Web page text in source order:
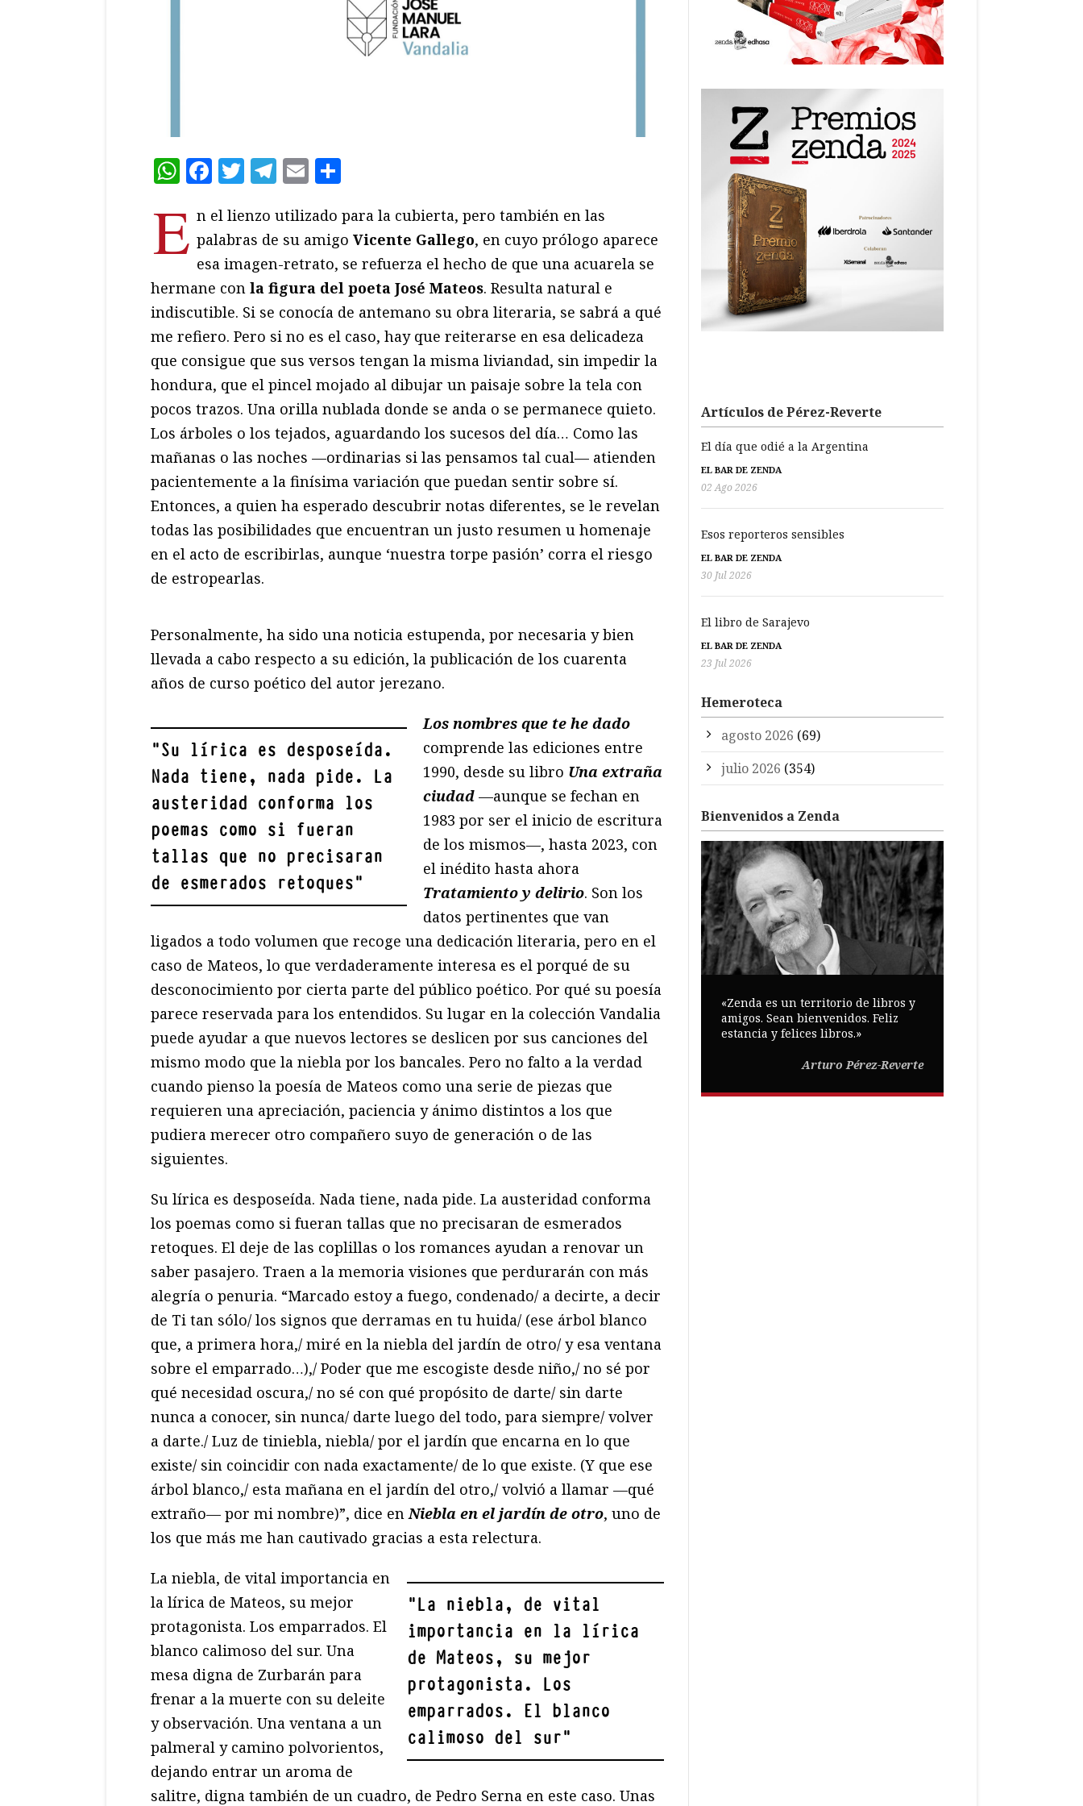
WhatsApp
Facebook
Twitter
Telegram
Email
E n el lienzo utilizado para la cubierta, pero también en las
palabras de su amigo Vicente Gallego, en cuyo prólogo aparece
esa imagen-retrato, se refuerza el hecho de que una acuarela se
hermane con la figura del poeta José Mateos. Resulta natural e
indiscutible. Si se conocía de antemano su obra literaria, se sabrá a qué
me refiero. Pero si no es el caso, hay que reiterarse en esa delicadeza
que consigue que sus versos tengan la misma liviandad, sin impedir la
hondura, que el pincel mojado al dibujar un paisaje sobre la tela con
pocos trazos. Una orilla nublada donde se anda o se permanece quieto.
Los árboles o los tejados, aguardando los sucesos del día… Como las
mañanas o las noches —ordinarias si las pensamos tal cual— atienden
pacientemente a la finísima variación que puedan sentir sobre sí.
Entonces, a quien ha esperado descubrir notas diferentes, se le revelan
todas las posibilidades que encuentran un justo resumen u homenaje
en el acto de escribirlas, aunque ‘nuestra torpe pasión’ corra el riesgo
de estropearlas.
Personalmente, ha sido una noticia estupenda, por necesaria y bien
llevada a cabo respecto a su edición, la publicación de los cuarenta
años de curso poético del autor jerezano.
"Su lírica es desposeída.
Nada tiene, nada pide. La
austeridad conforma los
poemas como si fueran
tallas que no precisaran
de esmerados retoques"
Los nombres que te he dado
comprende las ediciones entre
1990, desde su libro Una extraña
ciudad—aunque se fechan en
1983 por ser el inicio de escritura
de los mismos—, hasta 2023, con
el inédito hasta ahora
Tratamiento y delirio. Son los
datos pertinentes que van
ligados a todo volumen que recoge una dedicación literaria, pero en el
caso de Mateos, lo que verdaderamente interesa es el porqué de su
desconocimiento por cierta parte del público poético. Por qué su poesía
parece reservada para los entendidos. Su lugar en la colección Vandalia
puede ayudar a que nuevos lectores se deslicen por sus canciones del
mismo modo que la niebla por los bancales. Pero no falto a la verdad
cuando pienso la poesía de Mateos como una serie de piezas que
requieren una apreciación, paciencia y ánimo distintos a los que
pudiera merecer otro compañero suyo de generación o de las
siguientes.
Su lírica es desposeída. Nada tiene, nada pide. La austeridad conforma
los poemas como si fueran tallas que no precisaran de esmerados
retoques. El deje de las coplillas o los romances ayudan a renovar un
saber pasajero. Traen a la memoria visiones que perdurarán con más
alegría o penuria. “Marcado estoy a fuego, condenado/ a decirte, a decir
de Ti tan sólo/ los signos que derramas en tu huida/ (ese árbol blanco
que, a primera hora,/ miré en la niebla del jardín de otro/ y esa ventana
sobre el emparrado…),/ Poder que me escogiste desde niño,/ no sé por
qué necesidad oscura,/ no sé con qué propósito de darte/ sin darte
nunca a conocer, sin nunca/ darte luego del todo, para siempre/ volver
a darte./ Luz de tiniebla, niebla/ por el jardín que encarna en lo que
existe/ sin coincidir con nada exactamente/ de lo que existe. (Y que ese
árbol blanco,/ esta mañana en el jardín del otro,/ volvió a llamar —qué
extraño— por mi nombre)”, dice enNiebla en el jardín de otro, uno de
los que más me han cautivado gracias a esta relectura.
"La niebla, de vital
importancia en la lírica
de Mateos, su mejor
protagonista. Los
emparrados. El blanco
calimoso del sur"
La niebla, de vital importancia en
la lírica de Mateos, su mejor
protagonista. Los emparrados. El
blanco calimoso del sur. Una
mesa digna de Zurbarán para
frenar a la muerte con su deleite
y observación. Una ventana a un
palmeral y camino polvorientos,
dejando entrar un aroma de
salitre, digna también de un cuadro, de Pedro Serna en este caso. Unas
Artículos de Pérez-Reverte
El día que odié a la Argentina
EL BAR DE ZENDA
02 Ago 2026
Esos reporteros sensibles
EL BAR DE ZENDA
30 Jul 2026
El libro de Sarajevo
EL BAR DE ZENDA
23 Jul 2026
Hemeroteca
agosto 2026 (69)
julio 2026 (354)
Bienvenidos a Zenda
«Zenda es un territorio de libros y
amigos. Sean bienvenidos. Feliz
estancia y felices libros.»
Arturo Pérez-Reverte